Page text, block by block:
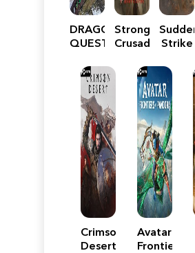
DRAGON
QUEST
Reimagined
Stronghold
Crusader:
Edition
Sudden
Strike
Crimson
Desert
Avatar:
Frontiers